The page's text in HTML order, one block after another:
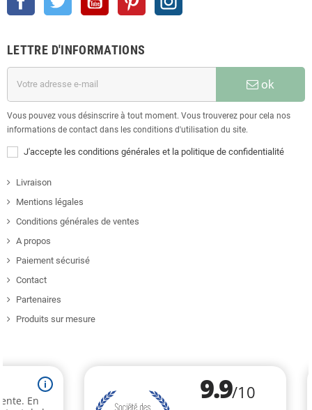
LETTRE D'INFORMATIONS
ok
Vous pouvez vous désinscrire à tout moment. Vous trouverez pour cela nos
informations de contact dans les conditions d'utilisation du site.
J'accepte les conditions générales et la politique de confidentialité
Livraison
Mentions légales
Conditions générales de ventes
A propos
Paiement sécurisé
Contact
Partenaires
Produits sur mesure